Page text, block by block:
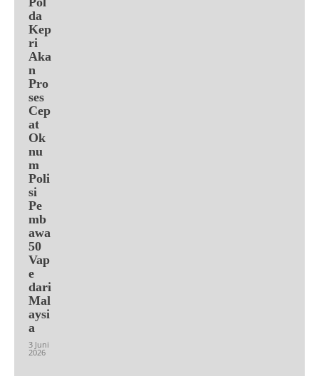
da
Kep
ri
Aka
n
Pro
ses
Cep
at
Ok
nu
m
Poli
si
Pe
mb
awa
50
Vap
e
dari
Mal
aysi
a
3 Juni
2026